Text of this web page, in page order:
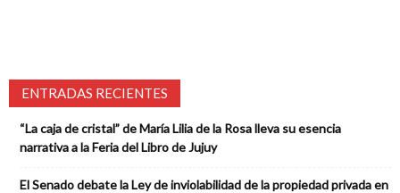
ENTRADAS RECIENTES
“La caja de cristal” de María Lilia de la Rosa lleva su esencia
narrativa a la Feria del Libro de Jujuy
El Senado debate la Ley de inviolabilidad de la propiedad privada en